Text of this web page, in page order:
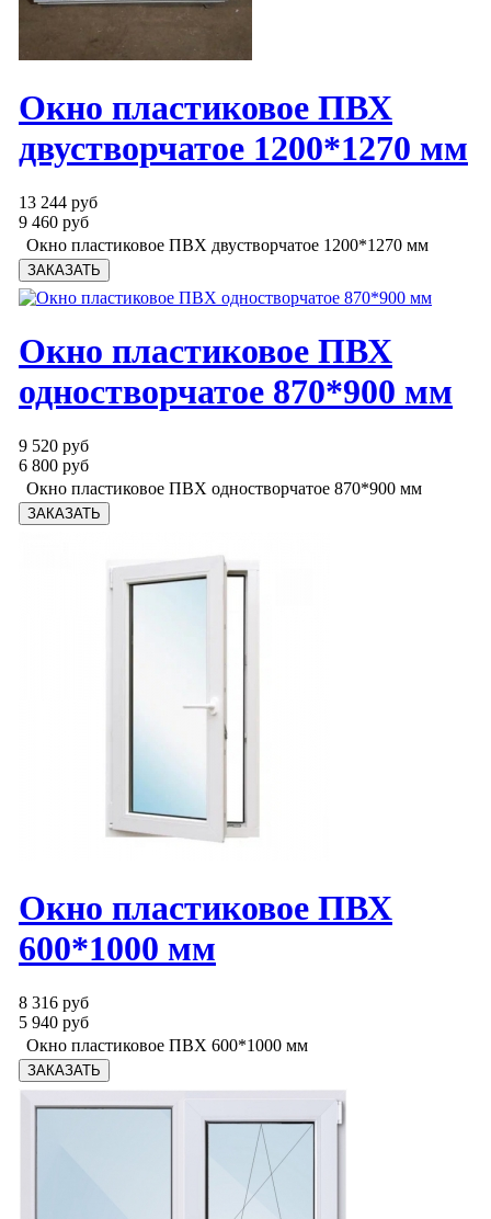
Окно пластиковое ПВХ
двустворчатое 1200*1270 мм
13 244 руб
9 460 руб
Окно пластиковое ПВХ двустворчатое 1200*1270 мм
Окно пластиковое ПВХ
одностворчатое 870*900 мм
9 520 руб
6 800 руб
Окно пластиковое ПВХ одностворчатое 870*900 мм
Окно пластиковое ПВХ
600*1000 мм
8 316 руб
5 940 руб
Окно пластиковое ПВХ 600*1000 мм